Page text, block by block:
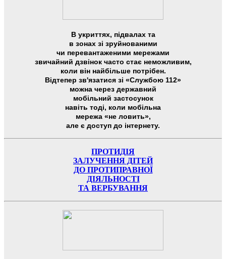
В укриттях, підвалах та
в зонах зі зруйнованими
чи перевантаженими мережами
звичайний дзвінок часто стає неможливим,
коли він найбільше потрібен.
Відтепер зв'язатися зі «Службою 112»
можна через державний
мобільний застосунок
навіть тоді, коли мобільна
мережа «не ловить»,
але є доступ до інтернету.
ПРОТИДІЯ
ЗАЛУЧЕННЯ ДІТЕЙ
ДО ПРОТИПРАВНОЇ
ДІЯЛЬНОСТІ
ТА ВЕРБУВАННЯ